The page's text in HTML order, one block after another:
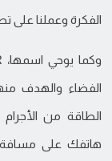
الفكرة وعملنا على
الفضاء والهدف
الطاقة من الأجرام